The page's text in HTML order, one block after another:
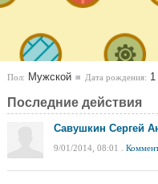
Пол: Мужской Дата рождения:
Последние действия
Савушкин Сергей
9/01/2014, 08:01